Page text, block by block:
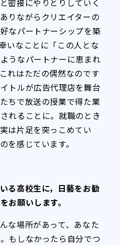
密接にやりとりしていく
りながらクリエイターの
なパートナーシップを築
いなことに「この人とな
うなパートナーに恵まれ
れはただの偶然なのです
トルが広告代理店を舞台
ちで放送の授業で得た業
れることに。就職のとき
は片足を突っこめてい
を感じています。
る高校生に，日藝をお勧
お願いします。
な場所があって、あなた
もしなかったら自分でつ